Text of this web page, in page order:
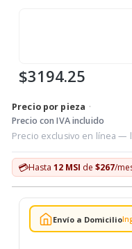
$3194.25
Precio por pieza ·
Precio con IVA incluido
Precio exclusivo en línea —
💳Hasta 12 MSI de $267/
Envío a Domicilio